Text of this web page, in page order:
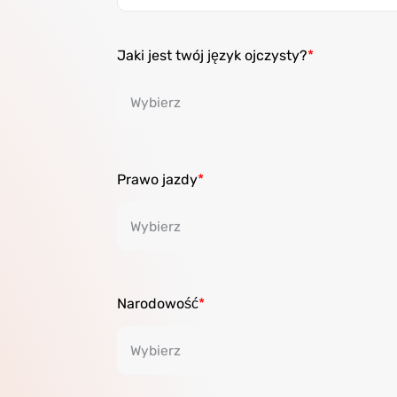
Jaki jest twój język ojczysty?
Prawo jazdy
Narodowość